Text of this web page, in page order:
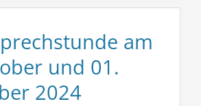
am
und 01.
2024